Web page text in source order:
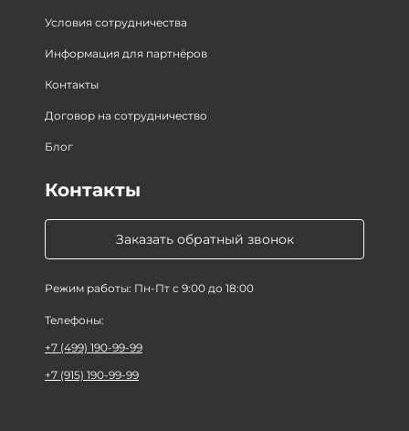
Условия сотрудничества
Информация для партнёров
Контакты
Договор на сотрудничество
Блог
Заказать обратный звонок
Режим работы: Пн-Пт с 9:00 до 18:00
Контакты
Телефоны:
+7 (499) 190-99-99
+7 (915) 190-99-99